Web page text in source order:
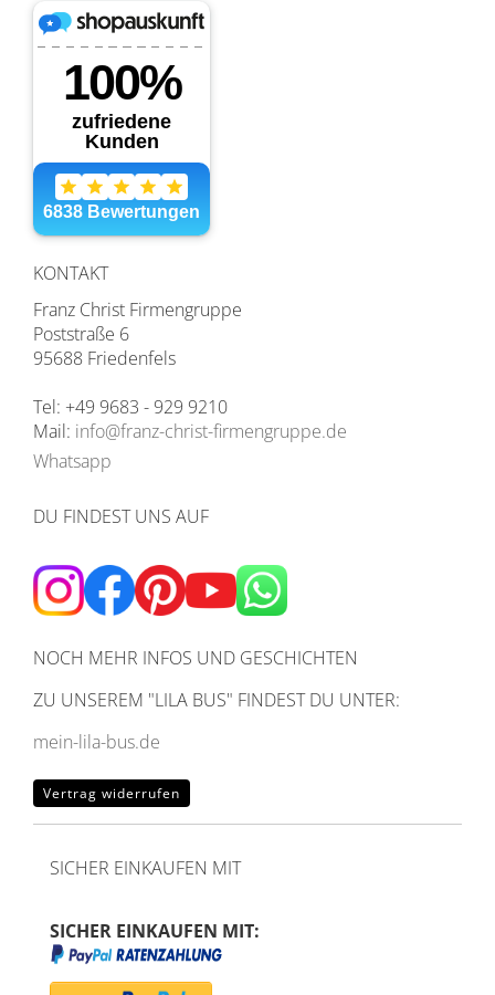
KONTAKT
Franz Christ Firmengruppe
Poststraße 6
95688 Friedenfels
Tel: +49 9683 - 929 9210
Mail: info@franz-christ-firmengruppe.de
Whatsapp
DU FINDEST UNS AUF
NOCH MEHR INFOS UND GESCHICHTEN
ZU UNSEREM "LILA BUS" FINDEST DU UNTER:
mein-lila-bus.de
Vertrag widerrufen
SICHER EINKAUFEN MIT
SICHER EINKAUFEN MIT: